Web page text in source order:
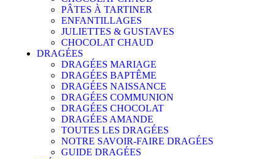
PÂTES À TARTINER
ENFANTILLAGES
JULIETTES & GUSTAVES
CHOCOLAT CHAUD
DRAGÉES
DRAGÉES MARIAGE
DRAGÉES BAPTÊME
DRAGÉES NAISSANCE
DRAGÉES COMMUNION
DRAGÉES CHOCOLAT
DRAGÉES AMANDE
TOUTES LES DRAGÉES
NOTRE SAVOIR-FAIRE DRAGÉES
GUIDE DRAGÉES